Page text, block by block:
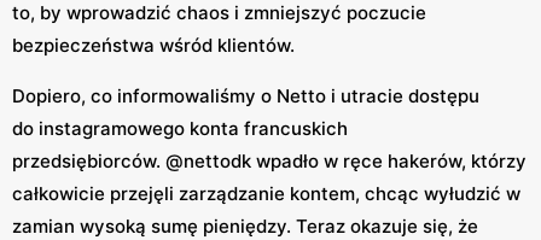
to, by wprowadzić chaos i zmniejszyć poczucie
bezpieczeństwa wśród klientów.
Dopiero, co informowaliśmy o Netto i utracie dostępu
do instagramowego konta francuskich
przedsiębiorców. @nettodk wpadło w ręce hakerów, którzy
całkowicie przejęli zarządzanie kontem, chcąc wyłudzić w
zamian wysoką sumę pieniędzy. Teraz okazuje się, że